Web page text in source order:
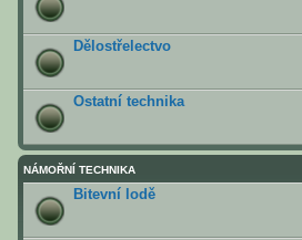
Dělostřelectvo
Ostatní technika
NÁMOŘNÍ TECHNIKA
Bitevní lodě